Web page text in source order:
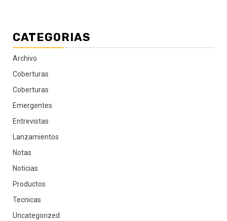
CATEGORIAS
Archivo
Coberturas
Coberturas
Emergentes
Entrevistas
Lanzamientos
Notas
Noticias
Productos
Tecnicas
Uncategorized